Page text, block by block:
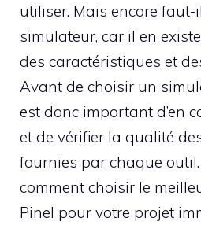
utiliser. Mais encore faut-
simulateur, car il en
des caractéristiques et
Avant de choisir un
est donc important d’en
et de vérifier la qualité
fournies par chaque
comment choisir le
Pinel pour votre projet